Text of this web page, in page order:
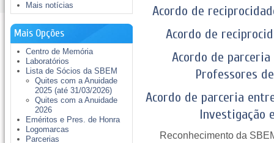
Mais notícias
Mais Opções
Centro de Memória
Laboratórios
Lista de Sócios da SBEM
Quites com a Anuidade
2025 (até 31/03/2026)
Quites com a Anuidade
2026
Eméritos e Pres. de Honra
Logomarcas
Parcerias
Acordo de
Acordo de
Acordo de
Professores
Acordo de parceria
Investigação
Reconhecimento da